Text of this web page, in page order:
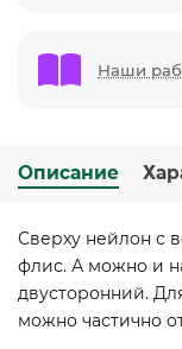
Наши
Описание
Сверху нейлон с
флис. А можно и
двусторонний.
можно частично